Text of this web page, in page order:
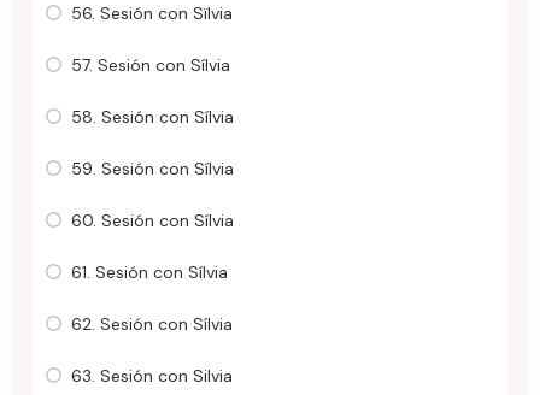
56. Sesión con Sïlvia
57. Sesión con Sílvia
58. Sesión con Sílvia
59. Sesión con Sílvia
60. Sesión con Sílvia
61. Sesión con Sílvia
62. Sesión con Sílvia
63. Sesión con Silvia